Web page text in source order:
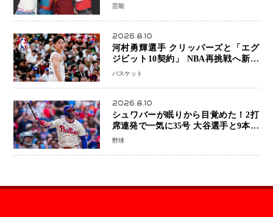
間”「自分らしいインプットを」
芸能
2026.8.10
河村勇輝選手 クリッパーズと「エグ
ジビット10契約」 NBA再挑戦へ新た
な一歩、八村塁選手との共闘にも期待
バスケット
2026.8.10
シュワバーが眠りから目覚めた！2打
席連発で一気に35号 大谷選手と9本差
に 本塁打王争いで単独トップ浮上
野球